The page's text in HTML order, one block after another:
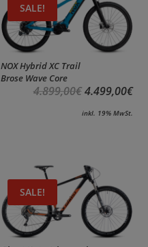
SALE!
NOX Hybrid XC Trail
Brose Wave Core
4.899,00€ 4.499,00€
inkl. 19% MwSt.
SALE!